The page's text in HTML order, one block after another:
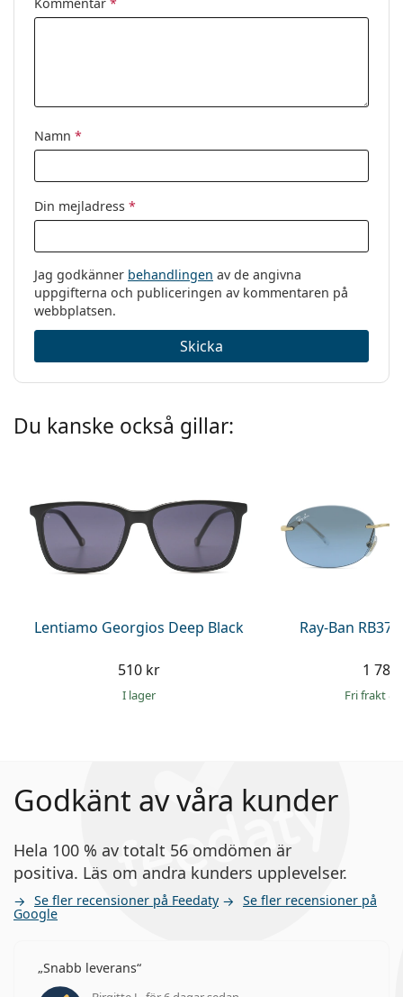
Namn *
Din mejladress *
Jag godkänner behandlingen av de angivna
uppgifterna och publiceringen av kommentaren på
webbplatsen.
Skicka
Du kanske också gillar:
Lentiamo Georgios Deep Black
510 kr
I lager
Ray-Ban
1
Fri frakt&
Godkänt av våra kunder
Hela 100 % av totalt 56 omdömen är
positiva. Läs om andra kunders upplevelser.
Se fler recensioner på Feedaty Se fler recensioner på
Google
Snabb leverans